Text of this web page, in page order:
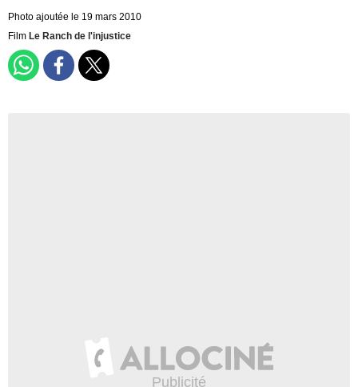
Photo ajoutée le 19 mars 2010
Film Le Ranch de l'injustice